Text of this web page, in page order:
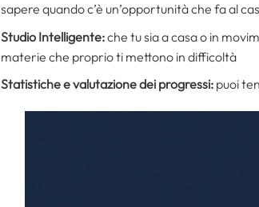
sapere quando c’è un’opportunità che fa al
Studio Intelligente:che tu sia a casa o in
materie che proprio ti mettono in difficoltà
Statistiche e valutazione dei progressi:puoi